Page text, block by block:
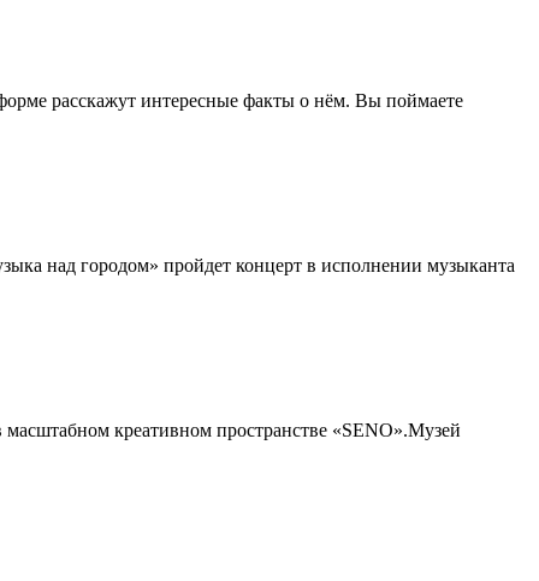
расскажут интересные факты о нём. Вы поймаете
над городом» пройдет концерт в исполнении музыканта
креативном пространстве «‎SENO».Музей